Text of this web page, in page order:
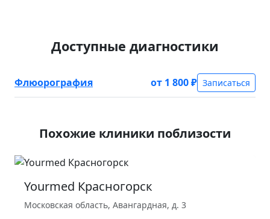
Доступные диагностики
Флюорография от 1 800 ₽ Записаться
Похожие клиники поблизости
Yourmed Красногорск
Московская область, Авангардная, д. 3